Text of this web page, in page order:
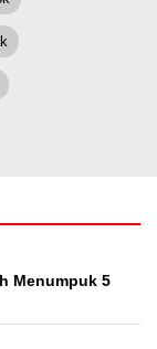
Menumpuk 5